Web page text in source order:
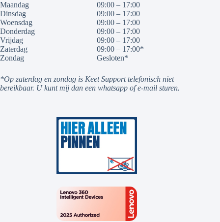
Maandag
Dinsdag
Woensdag
Donderdag
Vrijdag
Zaterdag
Zondag
09:00 – 17:00
09:00 – 17:00
09:00 – 17:00
09:00 – 17:00
09:00 – 17:00
09:00 – 17:00*
Gesloten*
*Op zaterdag en zondag is Keet Support telefonisch niet
bereikbaar. U kunt mij dan een whatsapp of e-mail sturen.